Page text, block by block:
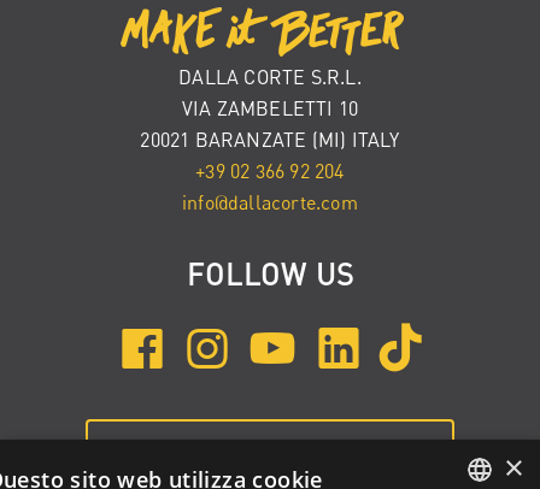
DALLA CORTE S.R.L.
VIA ZAMBELETTI 10
20021 BARANZATE (MI) ITALY
+39 02 366 92 204
info@dallacorte.com
FOLLOW US
×
sito web utilizza cookie